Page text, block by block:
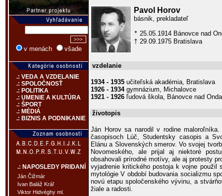
v menách všade
.: VEDA A VZDELANIE
.: SPOLOČNOSŤ
.: POLITIKA
.: UMENIE A KULTÚRA
.: ŠPORT
.: MÉDIÁ
.: BIZNIS A PODNIKANIE
.: NAPOSLEDY PRIDANÍ
Ján Čižmár
Ivan Baláž Kráľ
Viktor Hidvéghy ml.
Pavol Horov
básnik, prekladateľ
* 25.05.1914 Bánovce nad
† 29.09.1975 Bratislava
vzdelanie
1934 - 1935 učiteľská akadémia, Bratislava
1926 - 1934gymnázium, Michalovce
1921 - 1926 ľudová škola, Bánovce nad
životopis
Ján Horov sa narodil v rodine
časopisoch Lúč, Studentsky casopis a
Elánu a Slovenských smerov. Vo svojej
Novomeského, ale prijal aj niektoré
obsahovali prírodné motívy, ale aj protesty
vyjadrenie kritického postoja k vojne použil
mytológie V období budovania socializmu
novú etapu spoločenského vývinu, a
žiale a radosti.